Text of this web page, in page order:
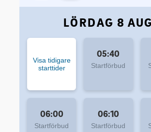
LÖRDAG 8 AUG
Visa tidigare
starttider
05:40
Startförbud
06:00
Startförbud
06:10
Startförbud